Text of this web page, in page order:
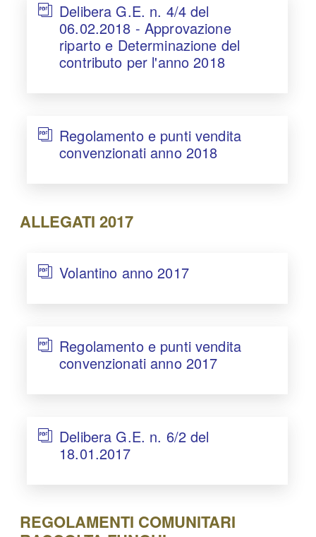
Delibera G.E. n. 4/4 del
06.02.2018 - Approvazione
riparto e Determinazione del
contributo per l'anno 2018
Regolamento e punti vendita
convenzionati anno 2018
ALLEGATI 2017
Volantino anno 2017
Regolamento e punti vendita
convenzionati anno 2017
Delibera G.E. n. 6/2 del
18.01.2017
REGOLAMENTI COMUNITARI